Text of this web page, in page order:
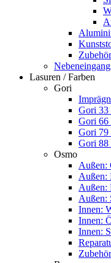
Lasuren / Farben
Gori
Gori 33
Gori 66
Gori 79
Gori 88
Osmo
Außen:
Außen:
Außen:
Außen:
Innen:
Innen:
Innen:
Zubehör